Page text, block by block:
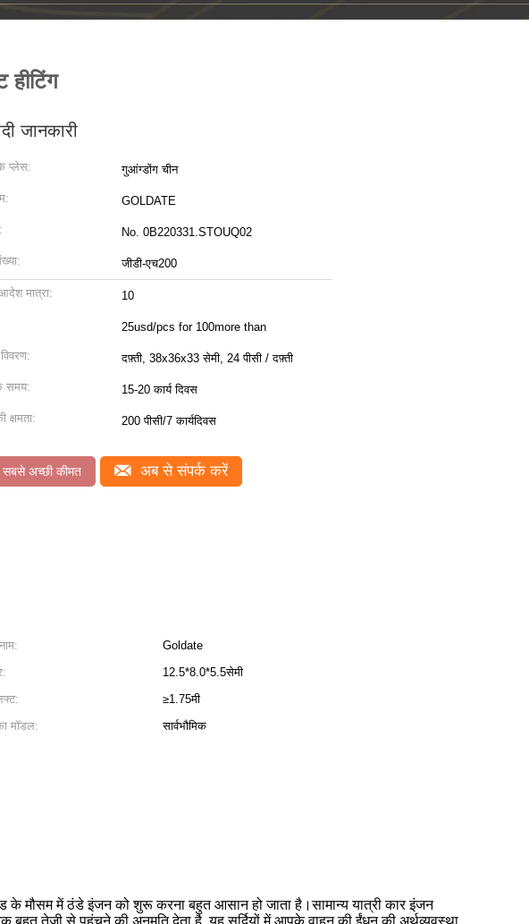
हीटिंग
जानकारी
प्लेस: गुआंग्डोंग चीन
GOLDATE
No. 0B220331.STOUQ02
जीडी-एच200
मात्रा: 10
25usd/pcs for 100more than
दफ़्ती, 38x36x33 सेमी, 24 पीसी / दफ़्ती
समय: 15-20 कार्य दिवस
क्षमता: 200 पीसी/7 कार्यदिवस
सबसे अच्छी कीमत अब से संपर्क करें
Goldate
12.5*8.0*5.5सेमी
≥1.75मी
मॉडल:
सार्वभौमिक
मौसम में ठंडे इंजन को शुरू करना बहुत आसान हो जाता है।सामान्य यात्री कार इंजन
तेजी से पहुंचने की अनुमति देता है. यह सर्दियों में आपके वाहन की ईंधन की अर्थव्यवस्था